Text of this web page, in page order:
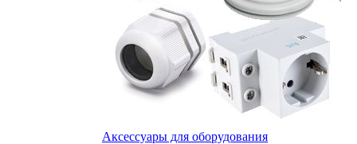
Аксессуары для оборудования